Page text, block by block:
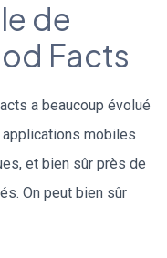
de
Facts
a beaucoup évolué
mobiles
et bien sûr près de
On peut bien sûr